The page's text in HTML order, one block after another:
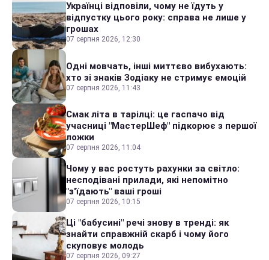
Українці відповіли, чому не їдуть у
відпустку цього року: справа не лише у
грошах
07 серпня 2026, 12:30
Одні мовчать, інші миттєво вибухають:
хто зі знаків Зодіаку не стримує емоцій
07 серпня 2026, 11:43
Смак літа в тарілці: це гаспачо від
учасниці "МастерШеф" підкорює з першої
ложки
07 серпня 2026, 11:04
Чому у вас ростуть рахунки за світло:
несподівані прилади, які непомітно
"з'їдають" ваші гроші
07 серпня 2026, 10:15
Ці "бабусині" речі знову в тренді: як
знайти справжній скарб і чому його
скуповує молодь
07 серпня 2026, 09:27